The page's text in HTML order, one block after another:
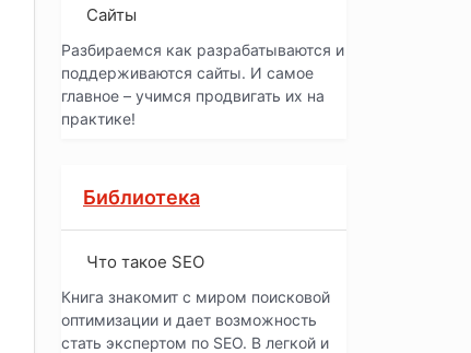
Сайты
Разбираемся как разрабатываются и
поддерживаются сайты. И самое
главное – учимся продвигать их на
практике!
Библиотека
Что такое SEO
Книга знакомит с миром поисковой
оптимизации и дает возможность
стать экспертом по SEO. В легкой и